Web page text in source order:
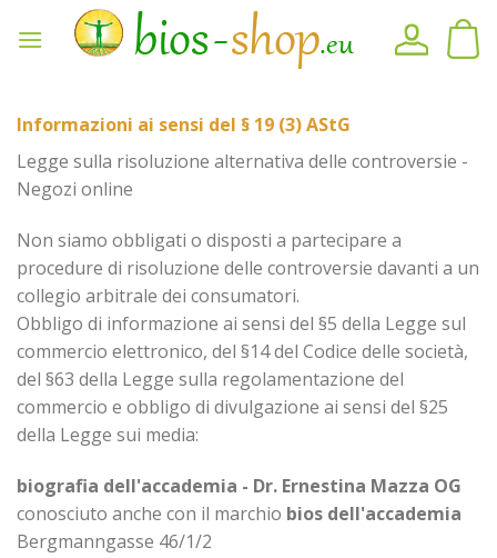
Informazioni ai sensi del § 19 (3) AStG
Legge sulla risoluzione alternativa delle controversie -
Negozi online
Non siamo obbligati o disposti a partecipare a
procedure di risoluzione delle controversie davanti a un
collegio arbitrale dei consumatori.
Obbligo di informazione ai sensi del §5 della Legge sul
commercio elettronico, del §14 del Codice delle società,
del §63 della Legge sulla regolamentazione del
commercio e obbligo di divulgazione ai sensi del §25
della Legge sui media:
biografia dell'accademia - Dr. Ernestina Mazza OG
conosciuto anche con il marchio bios dell'accademia
Bergmanngasse 46/1/2